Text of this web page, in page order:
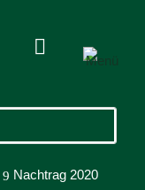

9 Nachtrag 2020